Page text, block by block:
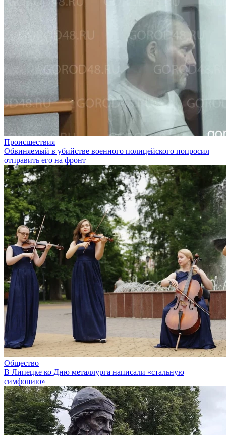
Происшествия
Обвиняемый в убийстве военного полицейского попросил
отправить его на фронт
Общество
В Липецке ко Дню металлурга написали «стальную
симфонию»